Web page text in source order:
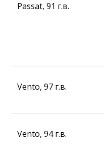
Passat, 91 г.в.
Vento, 97 г.в.
Vento, 94 г.в.